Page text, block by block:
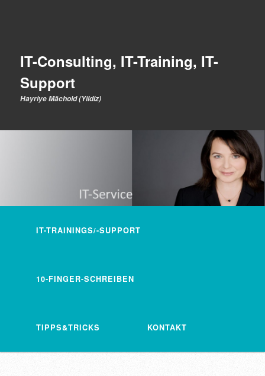
IT-Consulting, IT-Training, IT-
Support
Hayriye Mächold (Yildiz)
ZUM INHALT WECHSELN
IT-TRAININGS/-SUPPORT
10-FINGER-SCHREIBEN
TIPPS&TRICKS KONTAKT